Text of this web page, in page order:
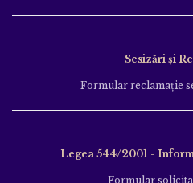
Sesizări și
Formular reclamație
Legea 544/2001 -
Formular